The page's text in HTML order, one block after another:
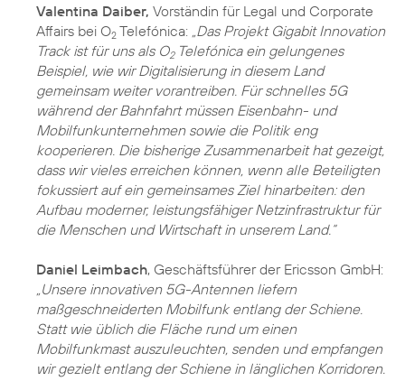
Valentina Daiber, Vorständin für Legal und Corporate
Affairs bei O2 Telefónica: „Das Projekt Gigabit Innovation
Track ist für uns als O2Telefónica ein gelungenes
Beispiel, wie wir Digitalisierung in diesem Land
gemeinsam weiter vorantreiben. Für schnelles 5G
während der Bahnfahrt müssen Eisenbahn- und
Mobilfunkunternehmen sowie die Politik eng
kooperieren. Die bisherige Zusammenarbeit hat gezeigt,
dass wir vieles erreichen können, wenn alle Beteiligten
fokussiert auf ein gemeinsames Ziel hinarbeiten: den
Aufbau moderner, leistungsfähiger Netzinfrastruktur für
die Menschen und Wirtschaft in unserem Land.“
Daniel Leimbach, Geschäftsführer der Ericsson GmbH:
„Unsere innovativen 5G-Antennen liefern
maßgeschneiderten Mobilfunk entlang der Schiene.
Statt wie üblich die Fläche rund um einen
Mobilfunkmast auszuleuchten, senden und empfangen
wir gezielt entlang der Schiene in länglichen Korridoren.